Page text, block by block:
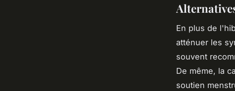
En plus de
atténuer les
souvent
De même, la
soutien